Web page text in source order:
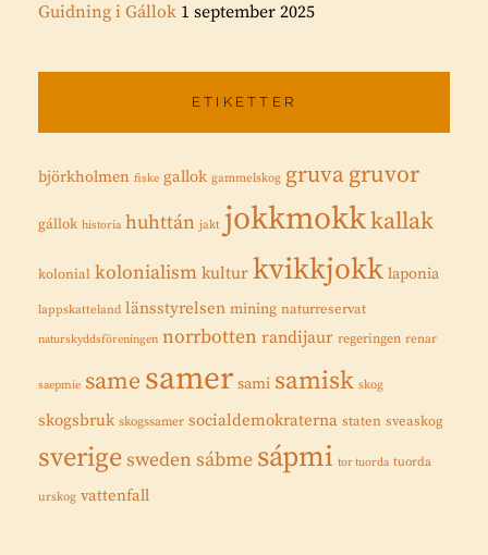
Guidning i Gállok 1 september 2025
ETIKETTER
björkholmen fiske gallok gammelskog gruvagruvor
gállok historia huhttán jakt jokkmokkkallak
kolonial kolonialism kultur kvikkjokk laponia
lappskatteland länsstyrelsen mining naturreservat
naturskyddsföreningen norrbotten randijaur regeringen renar
saepmie same samer sami samisk skog
skogsbruk skogssamer socialdemokraterna staten sveaskog
sverige sweden sábme sápmi tor tuorda tuorda
urskog vattenfall